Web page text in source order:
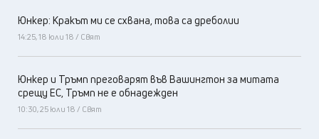
Юнкер: Кракът ми се схвана, това са дреболии
14:25, 18 юли 18 / Свят
Юнкер и Тръмп преговарят във Вашингтон за митата
срещу ЕС, Тръмп не е обнадежден
10:30, 25 юли 18 / Свят